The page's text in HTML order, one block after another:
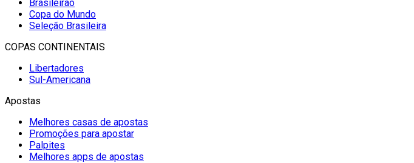
Brasileirão
Copa do Mundo
Seleção Brasileira
COPAS CONTINENTAIS
Libertadores
Sul-Americana
Apostas
Melhores casas de apostas
Promoções para apostar
Palpites
Melhores apps de apostas